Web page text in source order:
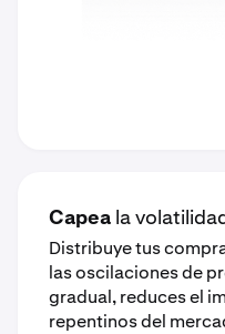
Capea la
Distribuye tus
las oscilaciones de
gradual, reduces el
repentinos del